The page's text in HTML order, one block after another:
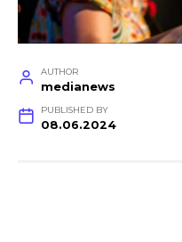
AUTHOR
medianews
PUBLISHED BY
08.06.2024